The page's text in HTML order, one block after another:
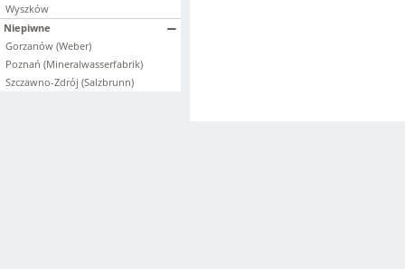
Wyszków
Niepiwne
Gorzanów (Weber)
Poznań (Mineralwasserfabrik)
Szczawno-Zdrój (Salzbrunn)